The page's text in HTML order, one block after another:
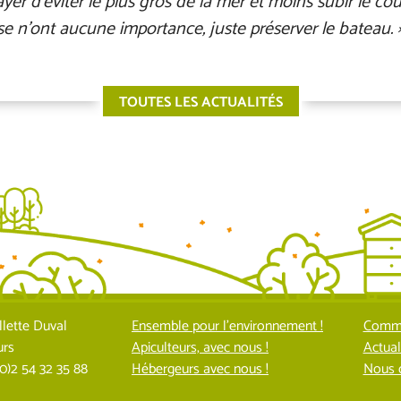
n’ont aucune importance, juste préserver le bateau.
TOUTES LES ACTUALITÉS
Duval
54 32 35 88
Ensemble pour l’environnement !
Apiculteurs, avec nous !
Hébergeurs avec nous !
Nous